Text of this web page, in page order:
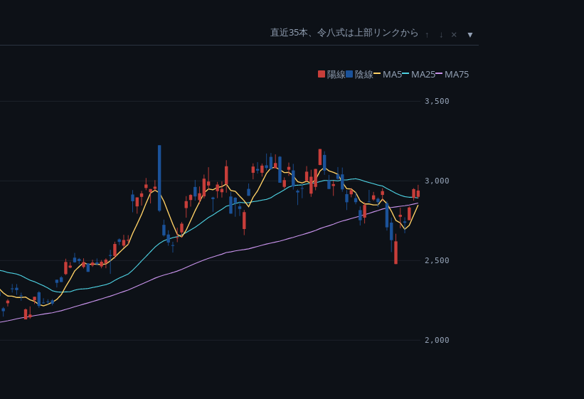
直近35本、令八式は上部リンクから ↑ ↓ ×
陽線 陰線 MA5 MA25 MA75
2,000
2,500
3,000
3,500